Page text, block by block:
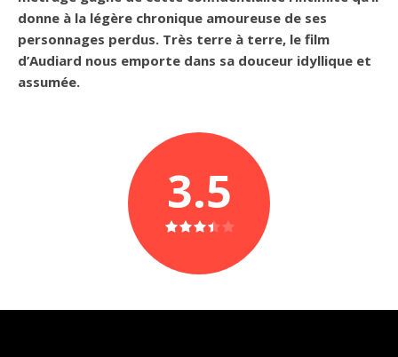
donne à la légère chronique amoureuse de ses
personnages perdus. Très terre à terre, le film
d’Audiard nous emporte dans sa douceur idyllique et
assumée.
3.5